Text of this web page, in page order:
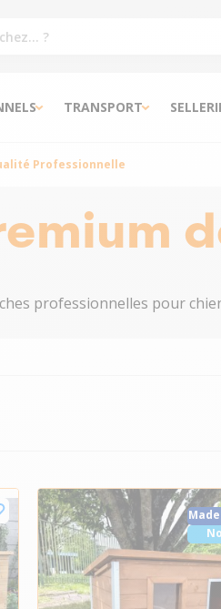
TRANSPORT
Professionnelle
professionnelles pour